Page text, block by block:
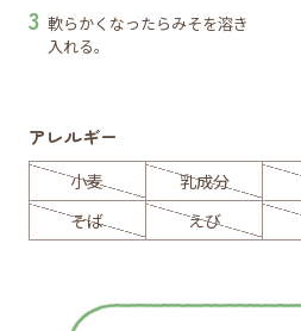
軟らかくなったらみそを溶き
入れる。
アレルギー
小麦 乳成分
そば
えび